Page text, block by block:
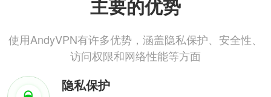
主要的优势
使用AndyVPN有许多优势，涵盖隐私保护、安全性、
访问权限和网络性能等方面
隐私保护